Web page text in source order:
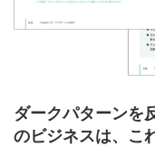
ダークパターンを
のビジネスは、こ